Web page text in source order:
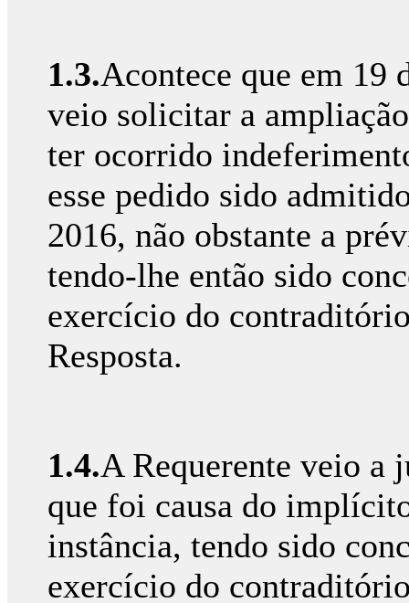
1.3.Acontece que em 19
veio solicitar a
ter ocorrido
esse pedido sido
2016, não obstante a
tendo-lhe então sido
exercício do
Resposta.
1.4.A Requerente veio a
que foi causa do
instância, tendo sido
exercício do